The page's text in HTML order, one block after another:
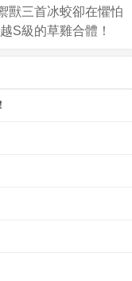
獸三首冰蛟卻在懼怕
S級的草雞合體！